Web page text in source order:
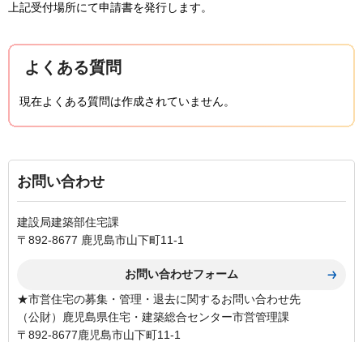
上記受付場所にて申請書を発行します。
よくある質問
現在よくある質問は作成されていません。
お問い合わせ
建設局建築部住宅課
〒892-8677 鹿児島市山下町11-1
★市営住宅の募集・管理・退去に関するお問い合わせ先
（公財）鹿児島県住宅・建築総合センター市営管理課
〒892-8677鹿児島市山下町11-1